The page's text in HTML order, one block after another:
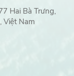
Hai Bà Trưng,
Việt Nam